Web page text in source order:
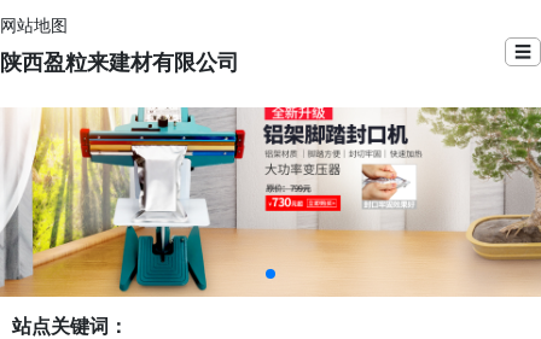
网站地图
陕西盈粒来建材有限公司 ☰
站点关键词：